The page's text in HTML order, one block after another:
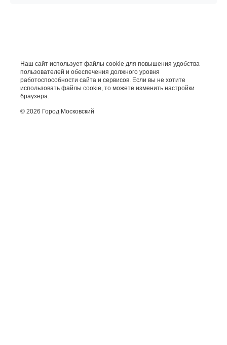
Наш сайт использует файлы cookie для повышения удобства
пользователей и обеспечения должного уровня
работоспособности сайта и сервисов. Если вы не хотите
использовать файлы cookie, то можете изменить настройки
браузера.
© 2026 Город Московский